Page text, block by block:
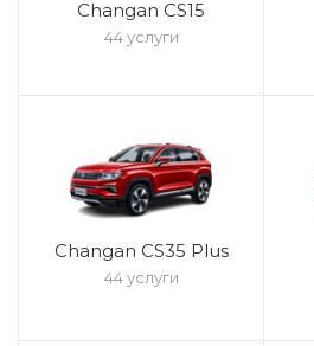
Changan CS15
44 услуги
Changan CS35 Plus
44 услуги